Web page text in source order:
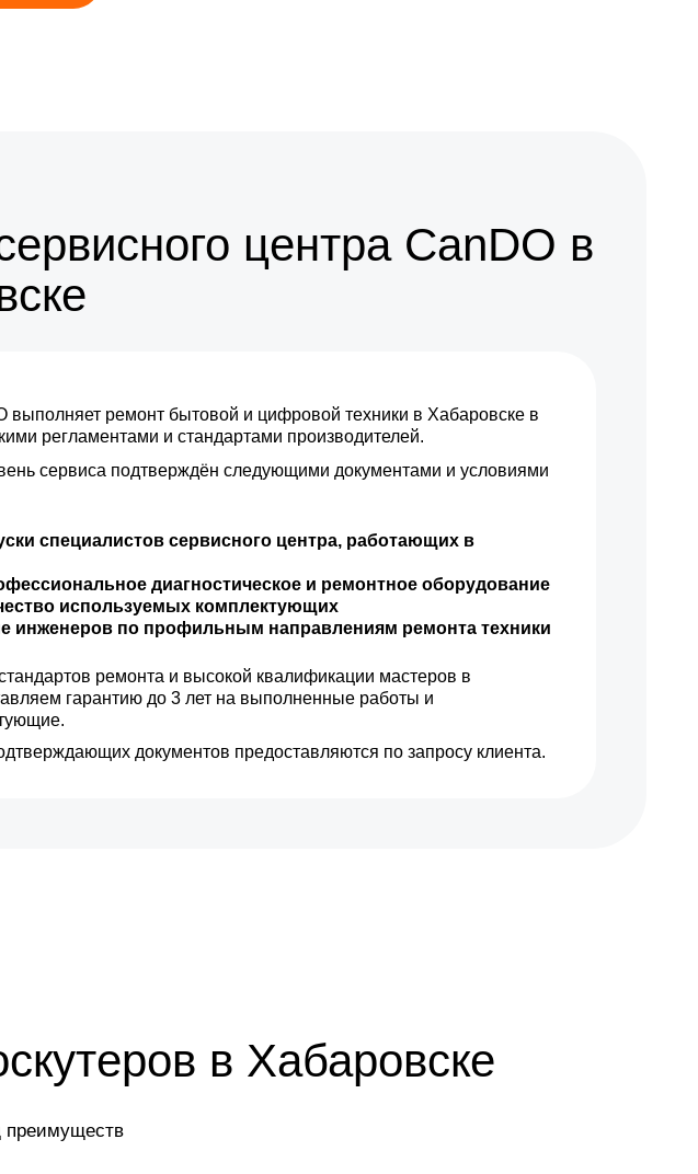
центра CanDO в
выполняет ремонт бытовой и цифровой техники в Хабаровске в
регламентами и стандартами производителей.
сервиса подтверждён следующими документами и условиями
специалистов сервисного центра, работающих в
диагностическое и ремонтное оборудование
используемых комплектующих
инженеров по профильным направлениям ремонта техники
ремонта и высокой квалификации мастеров в
гарантию до 3 лет на выполненные работы и
документов предоставляются по запросу клиента.
в Хабаровске
преимуществ